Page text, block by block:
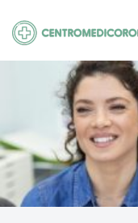
contenido